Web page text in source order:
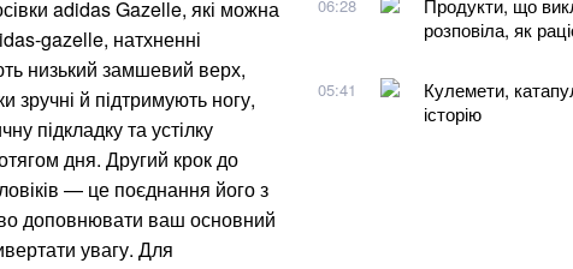
adidas Gazelle, які можна
gazelle, натхненні
низький замшевий верх,
зручні й підтримують ногу,
підкладку та устілку
дня. Другий крок до
— це поєднання його з
доповнювати ваш основний
увагу. Для
06:28
Продукти, що
розповіла, як
05:41
Кулемети,
історію